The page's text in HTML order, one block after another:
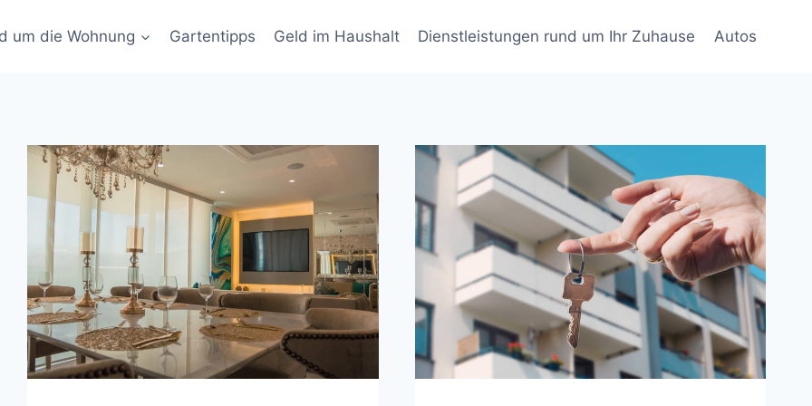
um die Wohnung Gartentipps Geld im Haushalt Dienstleistungen rund um Ihr Zuhause Autos